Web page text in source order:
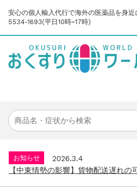
安心の個人輸入代行で海外の医薬品を身
5534-1693(平日10時~17時)
お知らせ
2026.4.9
2026年GW営業について...
お知らせ
2026.1.6
送料改定について...
お知らせ
2025.11.19